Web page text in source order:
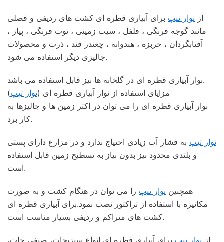
از نوار تیپ برای آبیاری قطره ای کشت های ردیفی و فصلی
مانند گوجه فرنگی ، فلفل ، سیب زمینی ، توت فرنگی ، پیاز ،
آفتابگردان ، خربزه ، هندوانه ، چغندر قند ، ذرت و محصولات
جالیزی دیگر استفاده می شود.
نوار آبیاری قطره ای در گلخانه ها نیز قابل استفاده می باشد.
مزایای استفاده از نوار آبیاری قطره ای (نوار تیپ)
نوار آبیاری قطره ای را می توان در اکثر زمین ها و جالیزها به
کار برد.
نوار تیپ به فشار آب زیادی احتیاج ندارد و در مزارع دارای پستی
و بلندی محدود نیز بدون نیاز به تسطیح زمین قابل استفاده
است.
همچنین نوار تیپ را می توان در هنگام کشت و به صورت
مکانیزه با استفاده از تراکتور نصب نمود.برای آبیاری قطره ای
کشت های متراکم و ردیفی بسیار مناسب است.
از نوار تیپ برای آبیاری قطره ای انواع سبزیجات، صیفی جات،